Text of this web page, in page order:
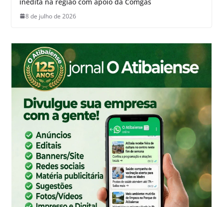
8 de julho de 2026